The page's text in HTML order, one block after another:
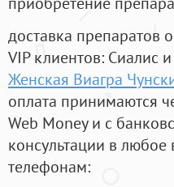
доставка препаратов
VIP клиентов: Сиалис
Женская Виагра
оплата принимаются
Web Money и с
консультации в
телефонам: